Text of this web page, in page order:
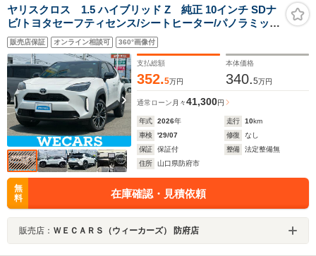
ヤリスクロス 1.5 ハイブリッド Z 純正 10インチ SDナ
ビ/トヨタセーフティセンス/シートヒーター/パノラミック
ビューモニター/車線逸脱防止支援システム/シート ハーフ
レザー/登録済未使用車/ヘッドランプ LED
販売店保証 オンライン相談可 360°画像付
支払総額
352.5万円
本体価格
340.5万円
通常ローン 月々41,300円
年式 2026年 走行 10km
車検
'29/07 修復
なし
保証
保証付 整備
法定整備無
住所
山口県防府市
無
料
在庫確認・見積依頼
販売店： ＷＥＣＡＲＳ（ウィーカーズ） 防府店